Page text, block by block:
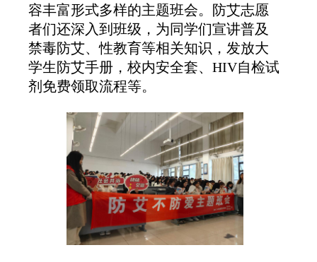
容丰富形式多样的主题班会。 防艾志愿
者们还深入到班级，为同学们宣讲普及
禁毒防艾、性教育等相关知识， 发放大
学生防艾手册，校内安全套、 HIV自检试
剂免费领取流程等。